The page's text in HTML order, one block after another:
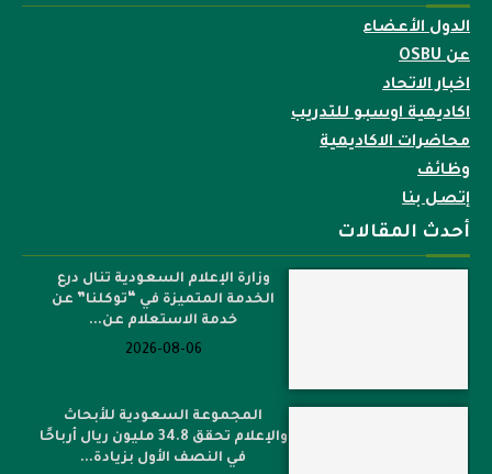
الدول الأعضاء
عن OSBU
اخبار الاتحاد
اكاديمية اوسبو للتدريب
محاضرات الاكاديمية
وظائف
إتصل بنا
أحدث المقالات
وزارة الإعلام السعودية تنال درع
الخدمة المتميزة في “توكلنا” عن
خدمة الاستعلام عن...
2026-08-06
المجموعة السعودية للأبحاث
والإعلام تحقق 34.8 مليون ريال أرباحًا
في النصف الأول بزيادة...